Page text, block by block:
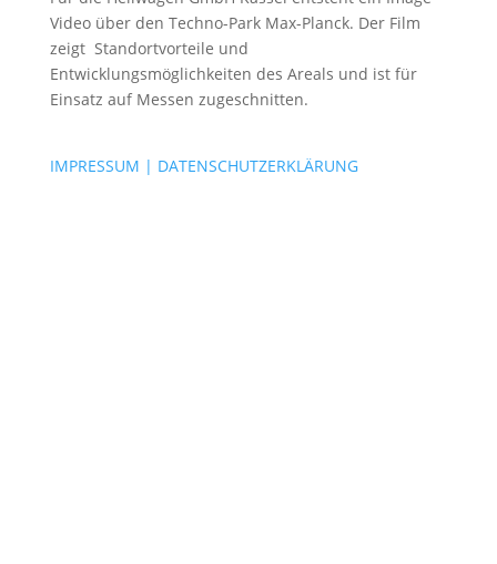
Video über den Techno-Park Max-Planck. Der Film
zeigt Standortvorteile und
Entwicklungsmöglichkeiten des Areals und ist für
Einsatz auf Messen zugeschnitten.
IMPRESSUM | DATENSCHUTZERKLÄRUNG